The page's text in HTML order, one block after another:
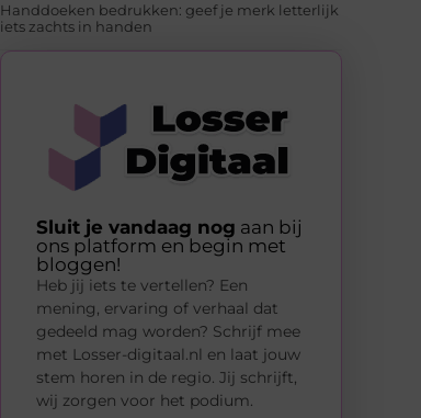
Handdoeken bedrukken: geef je merk letterlijk
iets zachts in handen
Sluit je vandaag nog aan bij
ons platform en begin met
bloggen!
Heb jij iets te vertellen? Een
mening, ervaring of verhaal dat
gedeeld mag worden? Schrijf mee
met Losser-digitaal.nl en laat jouw
stem horen in de regio. Jij schrijft,
wij zorgen voor het podium.